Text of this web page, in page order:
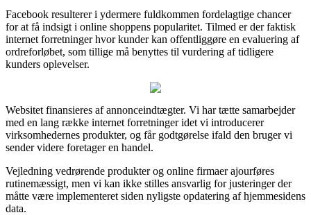
Facebook resulterer i ydermere fuldkommen fordelagtige chancer
for at få indsigt i online shoppens popularitet. Tilmed er der faktisk
internet forretninger hvor kunder kan offentliggøre en evaluering af
ordreforløbet, som tillige må benyttes til vurdering af tidligere
kunders oplevelser.
Websitet finansieres af annonceindtægter. Vi har tætte samarbejder
med en lang række internet forretninger idet vi introducerer
virksomhedernes produkter, og får godtgørelse ifald den bruger vi
sender videre foretager en handel.
Vejledning vedrørende produkter og online firmaer ajourføres
rutinemæssigt, men vi kan ikke stilles ansvarlig for justeringer der
måtte være implementeret siden nyligste opdatering af hjemmesidens
data.